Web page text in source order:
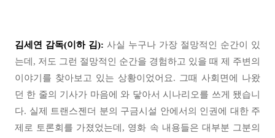
김세연 감독(이하 김): 사실 누구나 가장 절망적인 순간이 있
는데, 저도 그런 절망적인 순간을 경험하고 있을 때 제 주변의
이야기를 찾아보고 있는 상황이었어요. 그때 사회면에 나왔
던 한 줄의 기사가 마음에 와 닿아서 시나리오를 쓰게 됐습니
다. 실제 트랜스젠더 분의 구금시설 안에서의 인권에 대한 주
제로 토론회를 가졌었는데, 영화 속 내용들은 대부분 그분의